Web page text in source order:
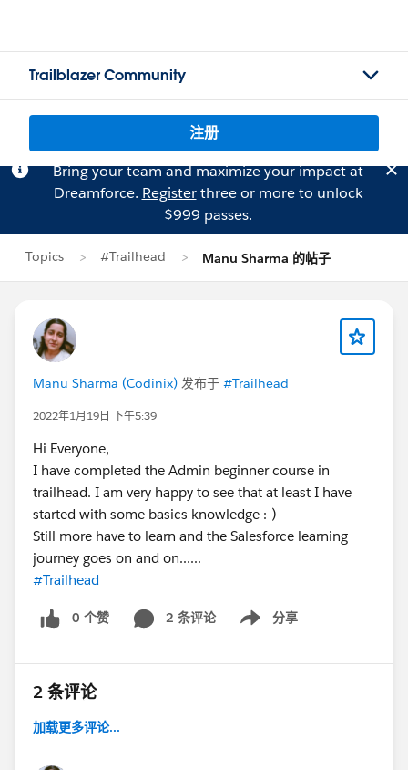
Trailblazer Community
注册
Bring your team and maximize your impact at
Dreamforce. Registerthree or more to unlock
$999 passes.
Topics #Trailhead Manu Sharma 的帖子
Manu Sharma (Codinix) 发布于 #Trailhead
2022年1月19日 下午5:39
Hi Everyone,
I have completed the Admin beginner course in
trailhead. I am very happy to see that at least I have
started with some basics knowledge :-)
Still more have to learn and the Salesforce learning
journey goes on and on......
#Trailhead
0 个赞 2 条评论 分享
Show menu
2 条评论
加载更多评论...